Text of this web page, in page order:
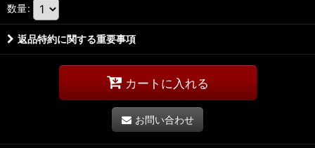
数量:
返品特約に関する重要事項
カートに入れる
お問い合わせ